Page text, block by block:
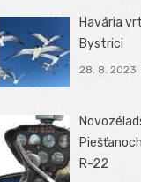
Havária
Bystrici
28. 8. 2023
R-22